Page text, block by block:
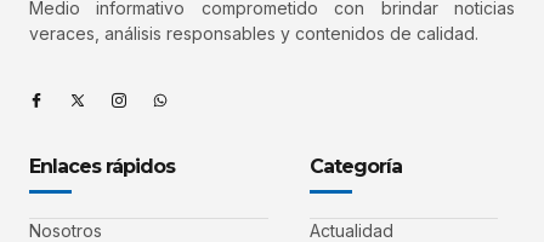
Medio informativo comprometido con brindar noticias
veraces, análisis responsables y contenidos de calidad.
Enlaces rápidos
Nosotros
Categoría
Actualidad